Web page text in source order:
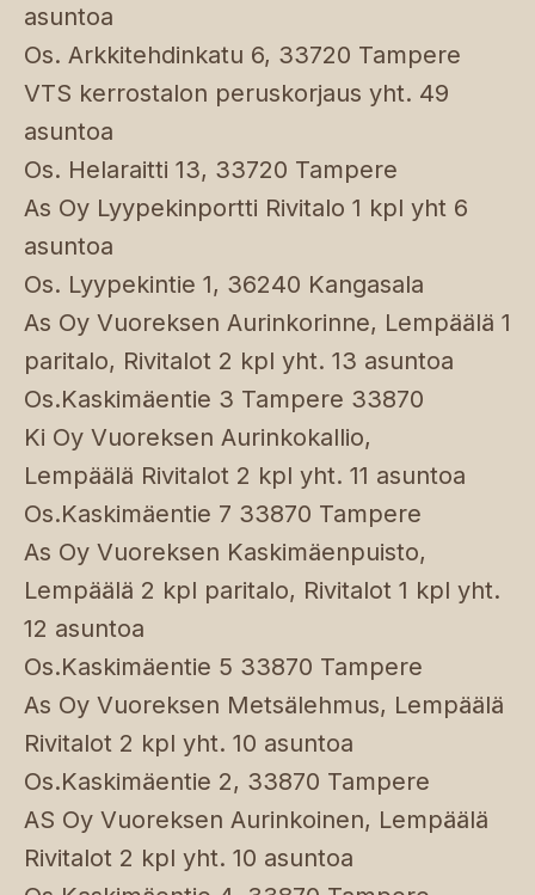
asuntoa
Os. Arkkitehdinkatu 6, 33720 Tampere
VTS kerrostalon peruskorjaus yht. 49
asuntoa
Os. Helaraitti 13, 33720 Tampere
As Oy Lyypekinportti Rivitalo 1 kpl yht 6
asuntoa
Os. Lyypekintie 1, 36240 Kangasala
As Oy Vuoreksen Aurinkorinne, Lempäälä 1
paritalo, Rivitalot 2 kpl yht. 13 asuntoa
Os.Kaskimäentie 3 Tampere 33870
Ki Oy Vuoreksen Aurinkokallio,
Lempäälä Rivitalot 2 kpl yht. 11 asuntoa
Os.Kaskimäentie 7 33870 Tampere
As Oy Vuoreksen Kaskimäenpuisto,
Lempäälä 2 kpl paritalo, Rivitalot 1 kpl yht.
12 asuntoa
Os.Kaskimäentie 5 33870 Tampere
As Oy Vuoreksen Metsälehmus, Lempäälä
Rivitalot 2 kpl yht. 10 asuntoa
Os.Kaskimäentie 2, 33870 Tampere
AS Oy Vuoreksen Aurinkoinen, Lempäälä
Rivitalot 2 kpl yht. 10 asuntoa